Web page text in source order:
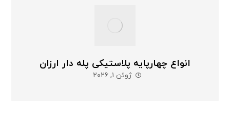
انواع چهارپایه پلاستیکی پله دار ارزان
ژوئن ۱, ۲۰۲۶